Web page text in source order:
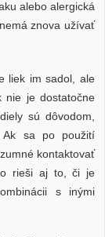
alebo alergická
znova užívať
liek im sadol, ale
nie je dostatočne
sú dôvodom,
Ak sa po použití
kontaktovať
rieši aj to, či je
s inými